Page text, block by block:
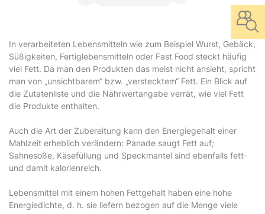
In verarbeiteten Lebensmitteln wie zum Beispiel Wurst, Gebäck,
Süßigkeiten, Fertiglebensmitteln oder Fast Food steckt häufig
viel Fett. Da man den Produkten das meist nicht ansieht, spricht
man von „unsichtbarem“ bzw. „verstecktem“ Fett. Ein Blick auf
die Zutatenliste und die Nährwertangabe verrät, wie viel Fett
die Produkte enthalten.
Auch die Art der Zubereitung kann den Energiegehalt einer
Mahlzeit erheblich verändern: Panade saugt Fett auf;
Sahnesoße, Käsefüllung und Speckmantel sind ebenfalls fett-
und damit kalorienreich.
Lebensmittel mit einem hohen Fettgehalt haben eine hohe
Energiedichte, d. h. sie liefern bezogen auf die Menge viele